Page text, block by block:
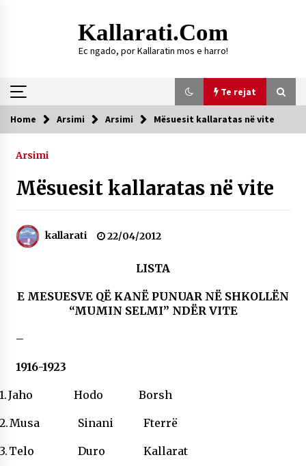
Kallarati.com
Ec ngado, por Kallaratin mos e harro!
Te rejat
Te rejat
SHOQATËS “KALLARATI”
16/07/2026
Gazeta Kallarati nr. 118
07/07/2026
SI U ARRIT TË REALIZOHEJ PERLA FOLKLORIKE
06/06/2026
03/05/2026
Gazeta Kallarati nr. 116
Home Arsimi Arsimi Mësuesit kallaratas në vite
Arsimi
Mësuesit kallaratas në vite
kallarati 22/04/2012
LISTA
E MESUESVE QË KANË PUNUAR NË SHKOLLËN
“MUMIN SELMI” NDËR VITE
–
1916-1923
Jaho Hodo Borsh
Musa Sinani Fterrë
Telo Duro Kallarat